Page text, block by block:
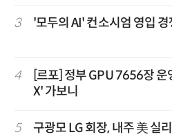
3 '모두의 AI' 컨소시엄 영입 경
4
[르포] 정부 GPU 7656장
X' 가보니
5 구광모 LG 회장, 내주 美 실